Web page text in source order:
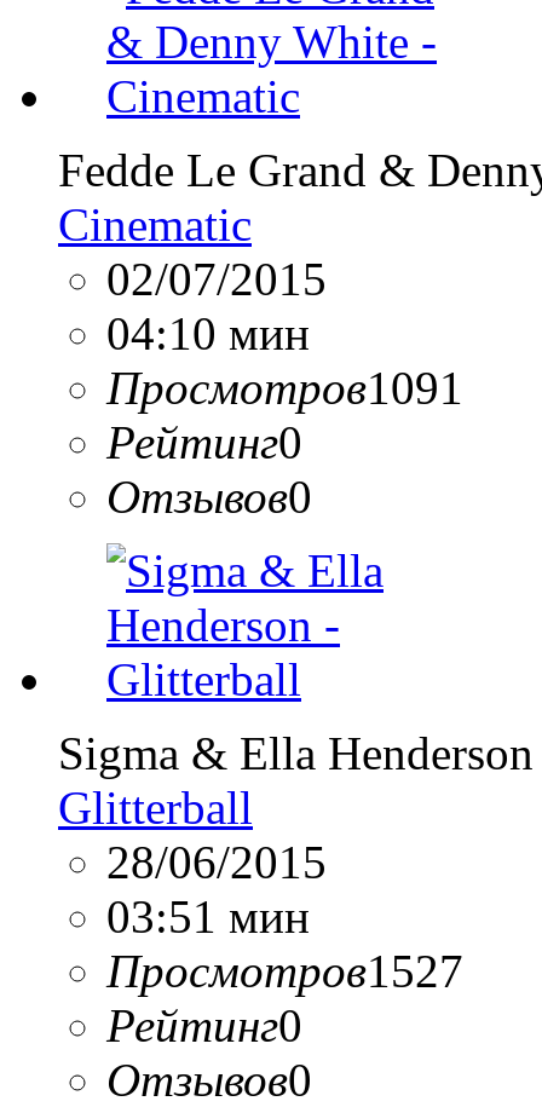
Fedde Le Grand &
Cinematic
02/07/2015
04:10 мин
Просмотров1091
Рейтинг0
Отзывов0
Sigma & Ella Henderson
Glitterball
28/06/2015
03:51 мин
Просмотров1527
Рейтинг0
Отзывов0